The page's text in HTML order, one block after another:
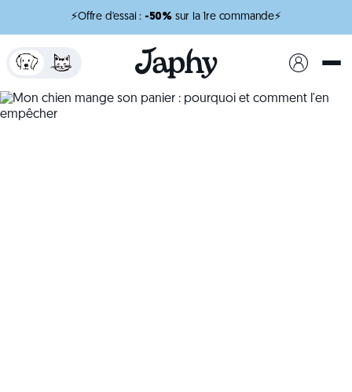
⚡Offre d'essai : -50% sur la 1re commande⚡